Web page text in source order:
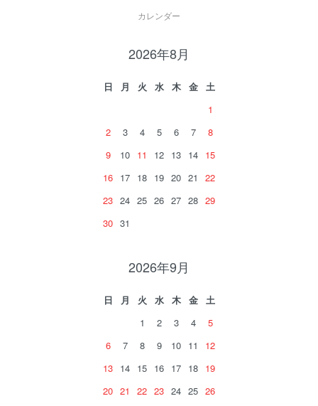
カレンダー
2026年8月
日 月 火 水 木 金
土
1
2
3 4 5 6 7
8
9
10 11 12 13 14 15
16 17 18 19 20 21
22
23 24 25 26 27 28 29
30 31
2026年9月
日 月 火 水 木 金
土
1
2 3 4
5
6
7 8 9 10 11
12
13 14 15 16 17 18 19
20 21 22 23 24 25 26